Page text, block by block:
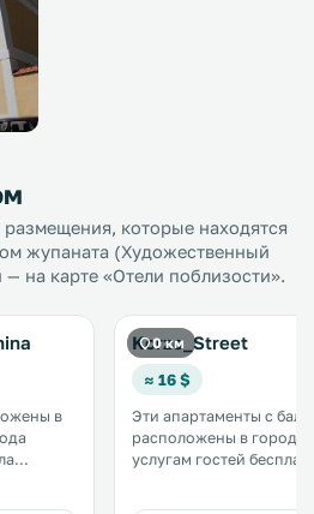
которые находятся
жупаната (Художественный
на карте «Отели поблизости».
в
0 км
Korzo_Street
≈ 16 $
Эти апартаменты с
расположены в городе
услугам гостей